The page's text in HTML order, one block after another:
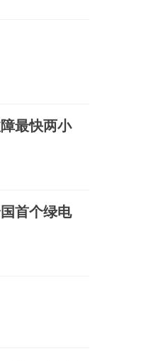
最快两小
首个绿电